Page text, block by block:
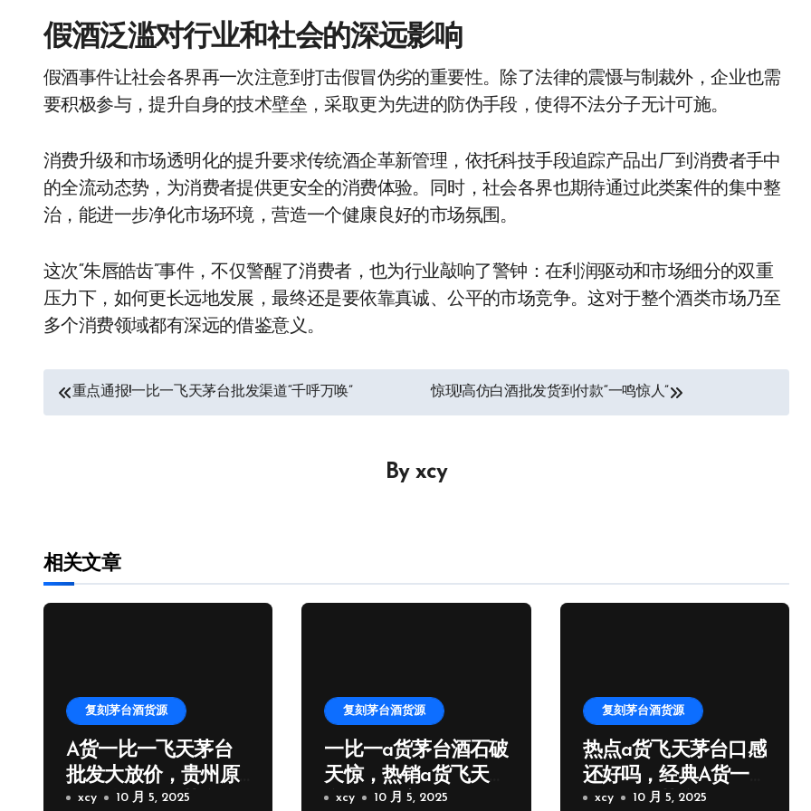
假酒泛滥对行业和社会的深远影响
假酒事件让社会各界再一次注意到打击假冒伪劣的重要性。除了法律的震慑与制裁外，企业也需
要积极参与，提升自身的技术壁垒，采取更为先进的防伪手段，使得不法分子无计可施。
消费升级和市场透明化的提升要求传统酒企革新管理，依托科技手段追踪产品出厂到消费者手中
的全流动态势，为消费者提供更安全的消费体验。同时，社会各界也期待通过此类案件的集中整
治，能进一步净化市场环境，营造一个健康良好的市场氛围。
这次“朱唇皓齿”事件，不仅警醒了消费者，也为行业敲响了警钟：在利润驱动和市场细分的双重
压力下，如何更长远地发展，最终还是要依靠真诚、公平的市场竞争。这对于整个酒类市场乃至
多个消费领域都有深远的借鉴意义。
文重点通报!一比一飞天茅台批发渠道“千呼万唤” 惊现!高仿白酒批发货到付款“一鸣惊人”
By xcy
相关文章
复刻茅台酒货源
A货一比一飞天茅台
批发大放价，贵州原
厂一比一飞天茅台拿
xcy 10 月 5, 2025
复刻茅台酒货源
一比一a货茅台酒石破
天惊，热销a货飞天茅
台批发厂家微信
xcy 10 月 5, 2025
复刻茅台酒货源
热点a货飞天茅台口感
还好吗，经典A货一
比一飞天茅台批发
xcy 10 月 5, 2025